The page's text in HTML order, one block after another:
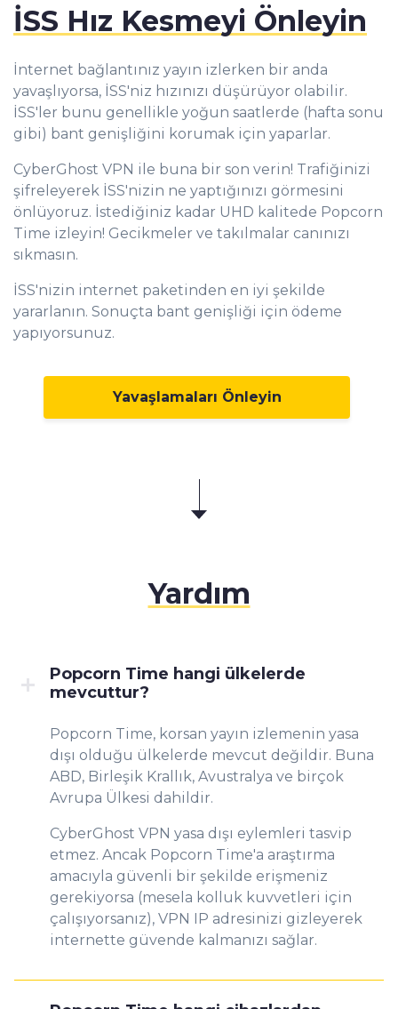
İnternet bağlantınız yayın izlerken bir anda
yavaşlıyorsa, İSS'niz hızınızı düşürüyor olabilir.
İSS'ler bunu genellikle yoğun saatlerde (hafta sonu
gibi) bant genişliğini korumak için yaparlar.
CyberGhost VPN ile buna bir son verin! Trafiğinizi
şifreleyerek İSS'nizin ne yaptığınızı görmesini
önlüyoruz. İstediğiniz kadar UHD kalitede Popcorn
Time izleyin! Gecikmeler ve takılmalar canınızı
sıkmasın.
İSS'nizin internet paketinden en iyi şekilde
yararlanın. Sonuçta bant genişliği için ödeme
yapıyorsunuz.
Yavaşlamaları Önleyin
İSS Hız Kesmeyi Önleyin
Yardım
Popcorn Time hangi ülkelerde
mevcuttur?
Popcorn Time, korsan yayın izlemenin yasa
dışı olduğu ülkelerde mevcut değildir. Buna
ABD, Birleşik Krallık, Avustralya ve birçok
Avrupa Ülkesi dahildir.
CyberGhost VPN yasa dışı eylemleri tasvip
etmez. Ancak Popcorn Time'a araştırma
amacıyla güvenli bir şekilde erişmeniz
gerekiyorsa (mesela kolluk kuvvetleri için
çalışıyorsanız), VPN IP adresinizi gizleyerek
internette güvende kalmanızı sağlar.